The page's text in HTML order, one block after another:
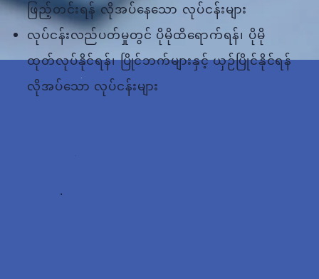
ဖြည့်တင်းရန် လိုအပ်နေသော လုပ်ငန်းများ
လုပ်ငန်းလည်ပတ်မှုတွင် ပိုမိုထိရောက်ရန်၊ ပိုမို
ထုတ်လုပ်နိုင်ရန်၊ ပြိုင်ဘက်များနှင့် ယှဉ်ပြိုင်နိုင်ရန်
လိုအပ်သော လုပ်ငန်းများ